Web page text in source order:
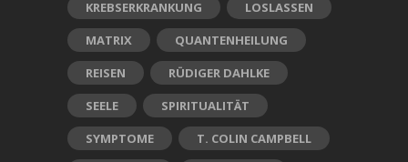
KREBSERKRANKUNG
LOSLASSEN
MATRIX
QUANTENHEILUNG
REISEN
RÜDIGER DAHLKE
SEELE
SPIRITUALITÄT
SYMPTOME
T. COLIN CAMPBELL